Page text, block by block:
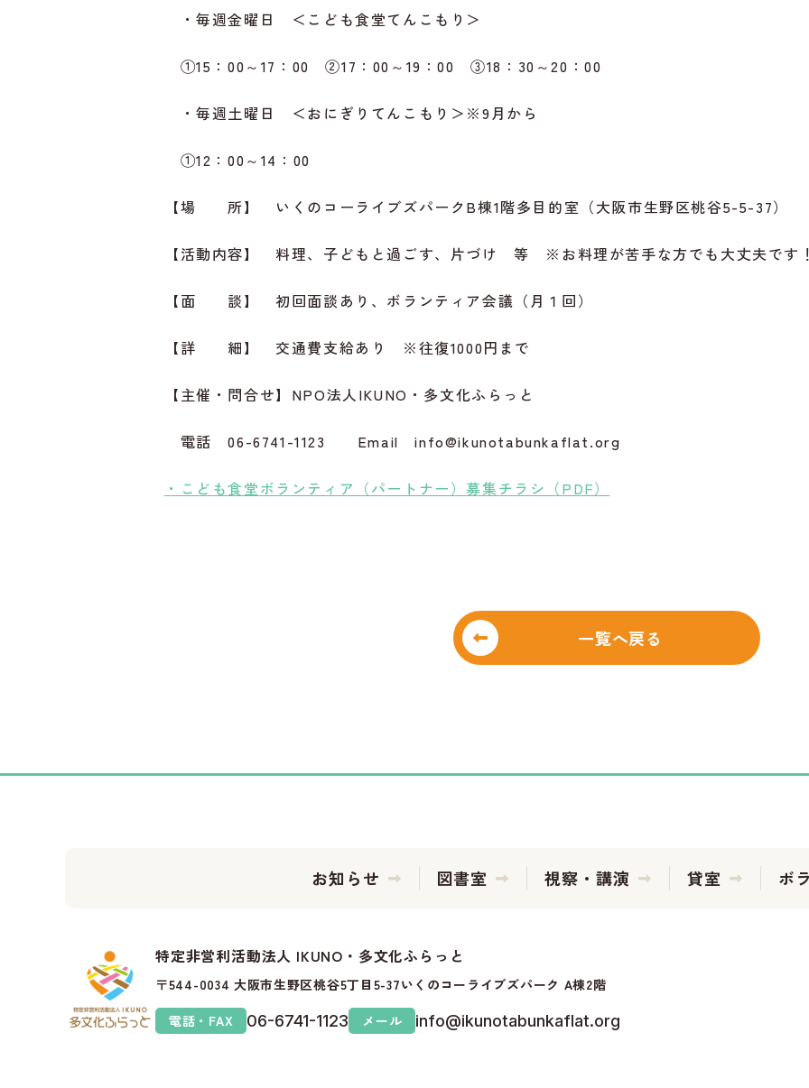
・毎週金曜日 ＜こども食堂てんこもり＞
①15：00～17：00 ②17：00～19：00 ③18：30～20：00
・毎週土曜日 ＜おにぎりてんこもり＞ ※9月から
①12：00～14：00
【場 所】 いくのコーライブズパークB棟1階多目的室（大阪市生野区桃谷5-5-37）
【活動内容】 料理、子どもと過ごす、片づけ 等 ※お料理が苦手な方でも大丈夫です！
【面 談】 初回面談あり、ボランティア会議（月１回）
【詳 細】 交通費支給あり ※往復1000円まで
【主催・問合せ】NPO法人IKUNO・多文化ふらっと
電話 06-6741-1123 Email info@ikunotabunkaflat.org
・こども食堂ボランティア（パートナー）募集チラシ（PDF）
一覧へ戻る
お知らせ 図書室 視察・講演 貸室 ボ
特定非営利活動法人 IKUNO・多文化ふらっと
〒544-0034 大阪市生野区桃谷5丁目5-37いくのコーライブズパーク A棟2階
電話・FAX
06-6741-1123 メール info@ikunotabunkaflat.org